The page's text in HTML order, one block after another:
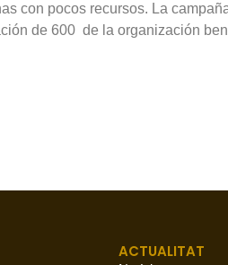
con pocos recursos. La
de 600  de la organización
ACTUALITAT